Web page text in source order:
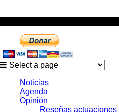
Noticias
Agenda
Opinión
Reseñas actuaciones